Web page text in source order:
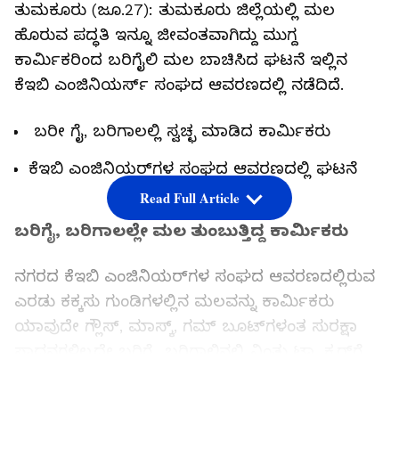
ಬರೀ ಗೈ, ಬರಿಗಾಲಲ್ಲಿ ಸ್ವಚ್ಛ ಮಾಡಿದ ಕಾರ್ಮಿಕರು
ಕೆಇಬಿ ಎಂಜಿನಿಯರ್‌ಗಳ ಸಂಘದ ಆವರಣದಲ್ಲಿ ಘಟನೆ
ತುಮಕೂರು (ಜೂ.27): ತುಮಕೂರು ಜಿಲ್ಲೆಯಲ್ಲಿ ಮಲ
ಹೊರುವ ಪದ್ಧತಿ ಇನ್ನೂ ಜೀವಂತವಾಗಿದ್ದು ಮುಗ್ದ
ಕಾರ್ಮಿಕರಿಂದ ಬರಿಗೈಲಿ ಮಲ ಬಾಚಿಸಿದ ಘಟನೆ ಇಲ್ಲಿನ
ಕೆಇಬಿ ಎಂಜಿನಿಯರ್ಸ್ ಸಂಘದ ಆವರಣದಲ್ಲಿ ನಡೆದಿದೆ.
ಬರಿಗೈ, ಬರಿಗಾಲಲ್ಲೇ ಮಲ ತುಂಬುತ್ತಿದ್ದ ಕಾರ್ಮಿಕರು
ನಗರದ ಕೆಇಬಿ ಎಂಜಿನಿಯರ್‌ಗಳ ಸಂಘದ ಆವರಣದಲ್ಲಿರುವ
ಎರಡು ಕಕ್ಕಸು ಗುಂಡಿಗಳಲ್ಲಿನ ಮಲವನ್ನು ಕಾರ್ಮಿಕರು
ಯಾವುದೇ ಗ್ಲೌಸ್, ಮಾಸ್ಕ್, ಗಮ್ ಬೂಟ್‌ಗಳಂತ ಸುರಕ್ಷಾ
Read Full Article